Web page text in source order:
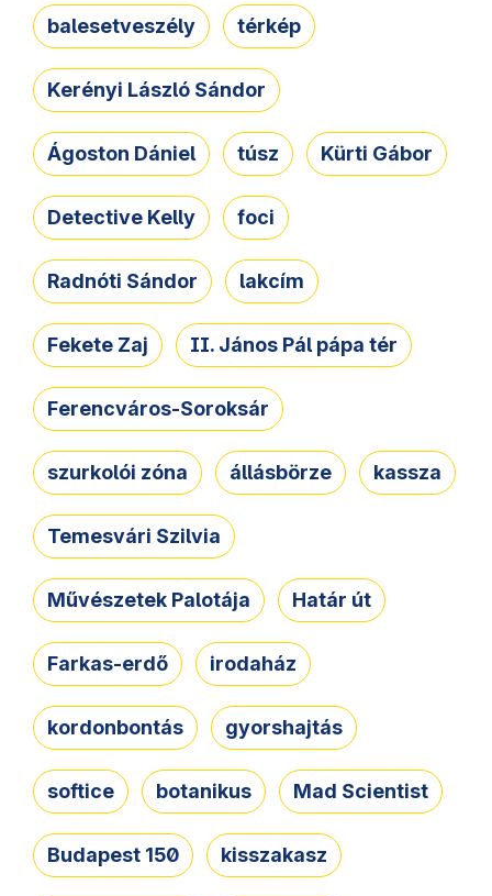
balesetveszély térkép
Kerényi László Sándor
Ágoston Dániel túsz Kürti Gábor
Detective Kelly foci
Radnóti Sándor lakcím
Fekete Zaj II. János Pál pápa tér
Ferencváros-Soroksár
szurkolói zóna állásbörze kassza
Temesvári Szilvia
Művészetek Palotája Határ út
Farkas-erdő irodaház
kordonbontás gyorshajtás
softice botanikus Mad Scientist
Budapest 150 kisszakasz